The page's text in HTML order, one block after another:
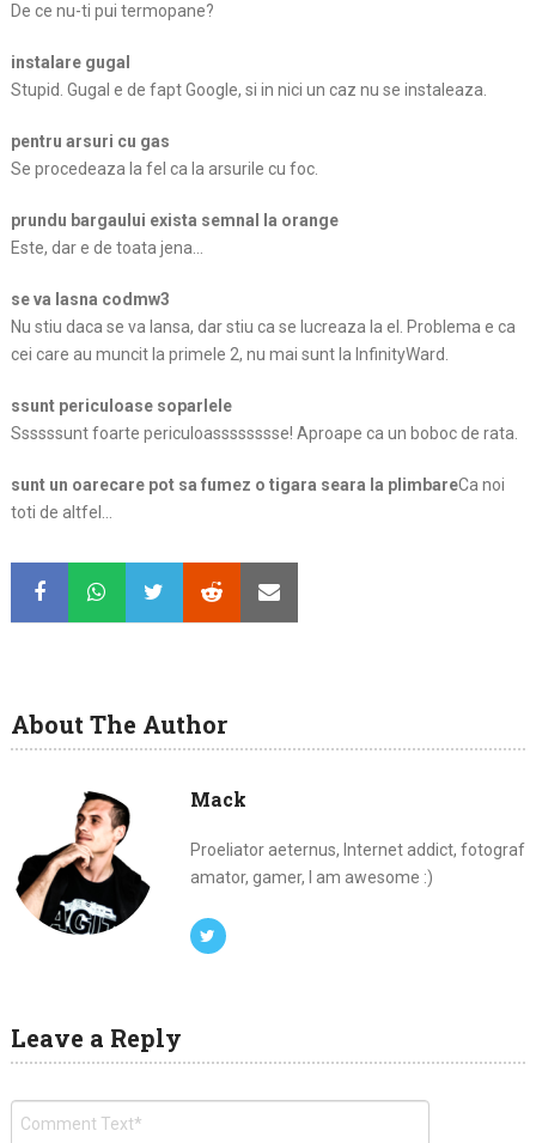
De ce nu-ti pui termopane?
instalare gugal
Stupid. Gugal e de fapt Google, si in nici un caz nu se instaleaza.
pentru arsuri cu gas
Se procedeaza la fel ca la arsurile cu foc.
prundu bargaului exista semnal la orange
Este, dar e de toata jena…
se va lasna codmw3
Nu stiu daca se va lansa, dar stiu ca se lucreaza la el. Problema e ca
cei care au muncit la primele 2, nu mai sunt la InfinityWard.
ssunt periculoase soparlele
Ssssssunt foarte periculoasssssssse! Aproape ca un boboc de rata.
sunt un oarecare pot sa fumez o tigara seara la plimbareCa noi
toti de altfel…
About The Author
Mack
Proeliator aeternus, Internet addict, fotograf
amator, gamer, I am awesome :)
Leave a Reply